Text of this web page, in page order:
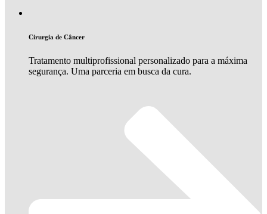
Cirurgia de Câncer
Tratamento multiprofissional personalizado para a máxima
segurança. Uma parceria em busca da cura.